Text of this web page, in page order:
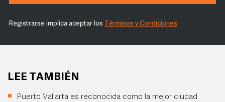
Registrarse implica aceptar los Términos y Condiciones
LEE TAMBIÉN
Puerto Vallarta es reconocida como la mejor ciudad